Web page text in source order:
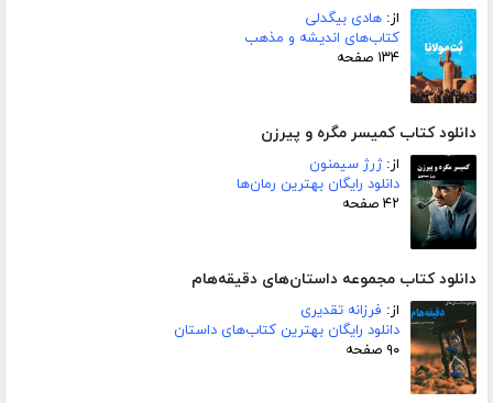
از: هادی بیگدلی
کتاب‌های اندیشه و مذهب
۱۳۴ صفحه
دانلود کتاب کمیسر مگره و پیرزن
از:ژرژ سیمنون
دانلود رایگان بهترین رمان‌ها
۴۲ صفحه
دانلود کتاب مجموعه داستان‌های دقیقه‌هام
از: فرزانه تقدیری
دانلود رایگان بهترین کتاب‌های داستان
۹۰ صفحه